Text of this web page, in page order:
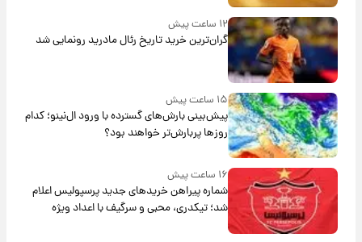
۱۲ ساعت پیش
گران‌ترین خرید تاریخ رئال مادرید رونمایی شد
۱۵ ساعت پیش
پیش‌بینی بارش‌های گسترده با ورود ال‌نینو؛ کدام
روزها پربارش‌تر خواهند بود؟
۱۶ ساعت پیش
شماره پیراهن خریدهای جدید پرسپولیس اعلام
شد؛ تیکدری، محبی و سرگیف با اعداد ویژه